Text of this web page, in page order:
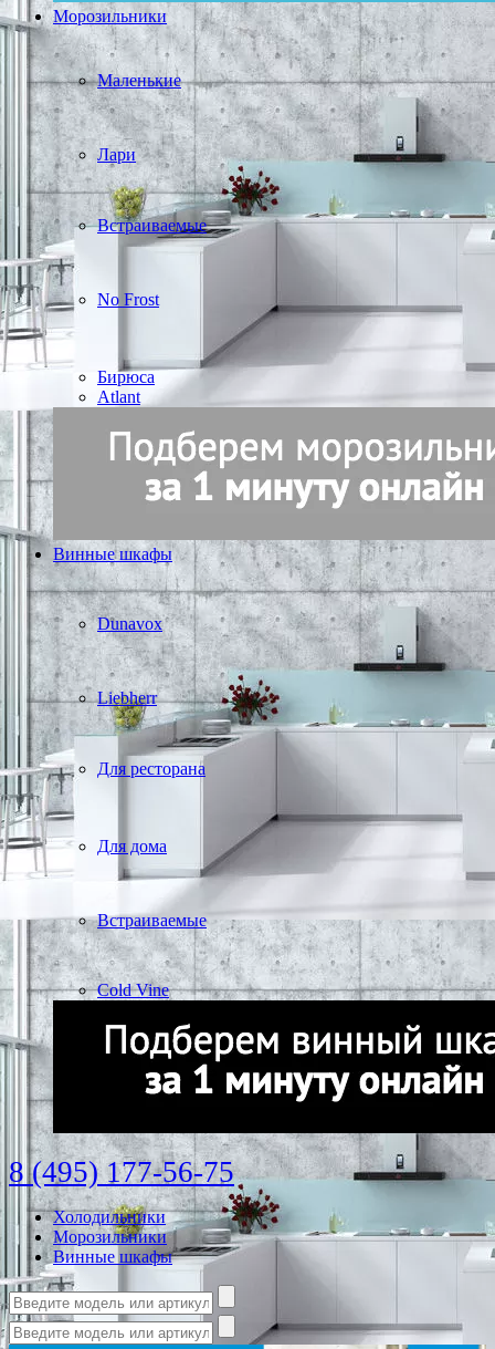
Морозильники
Маленькие
Лари
Встраиваемые
No Frost
Бирюса
Atlant
Винные шкафы
Dunavox
Liebherr
Для ресторана
Для дома
Встраиваемые
Cold Vine
8 (495) 177-56-75
Холодильники
Морозильники
Винные шкафы